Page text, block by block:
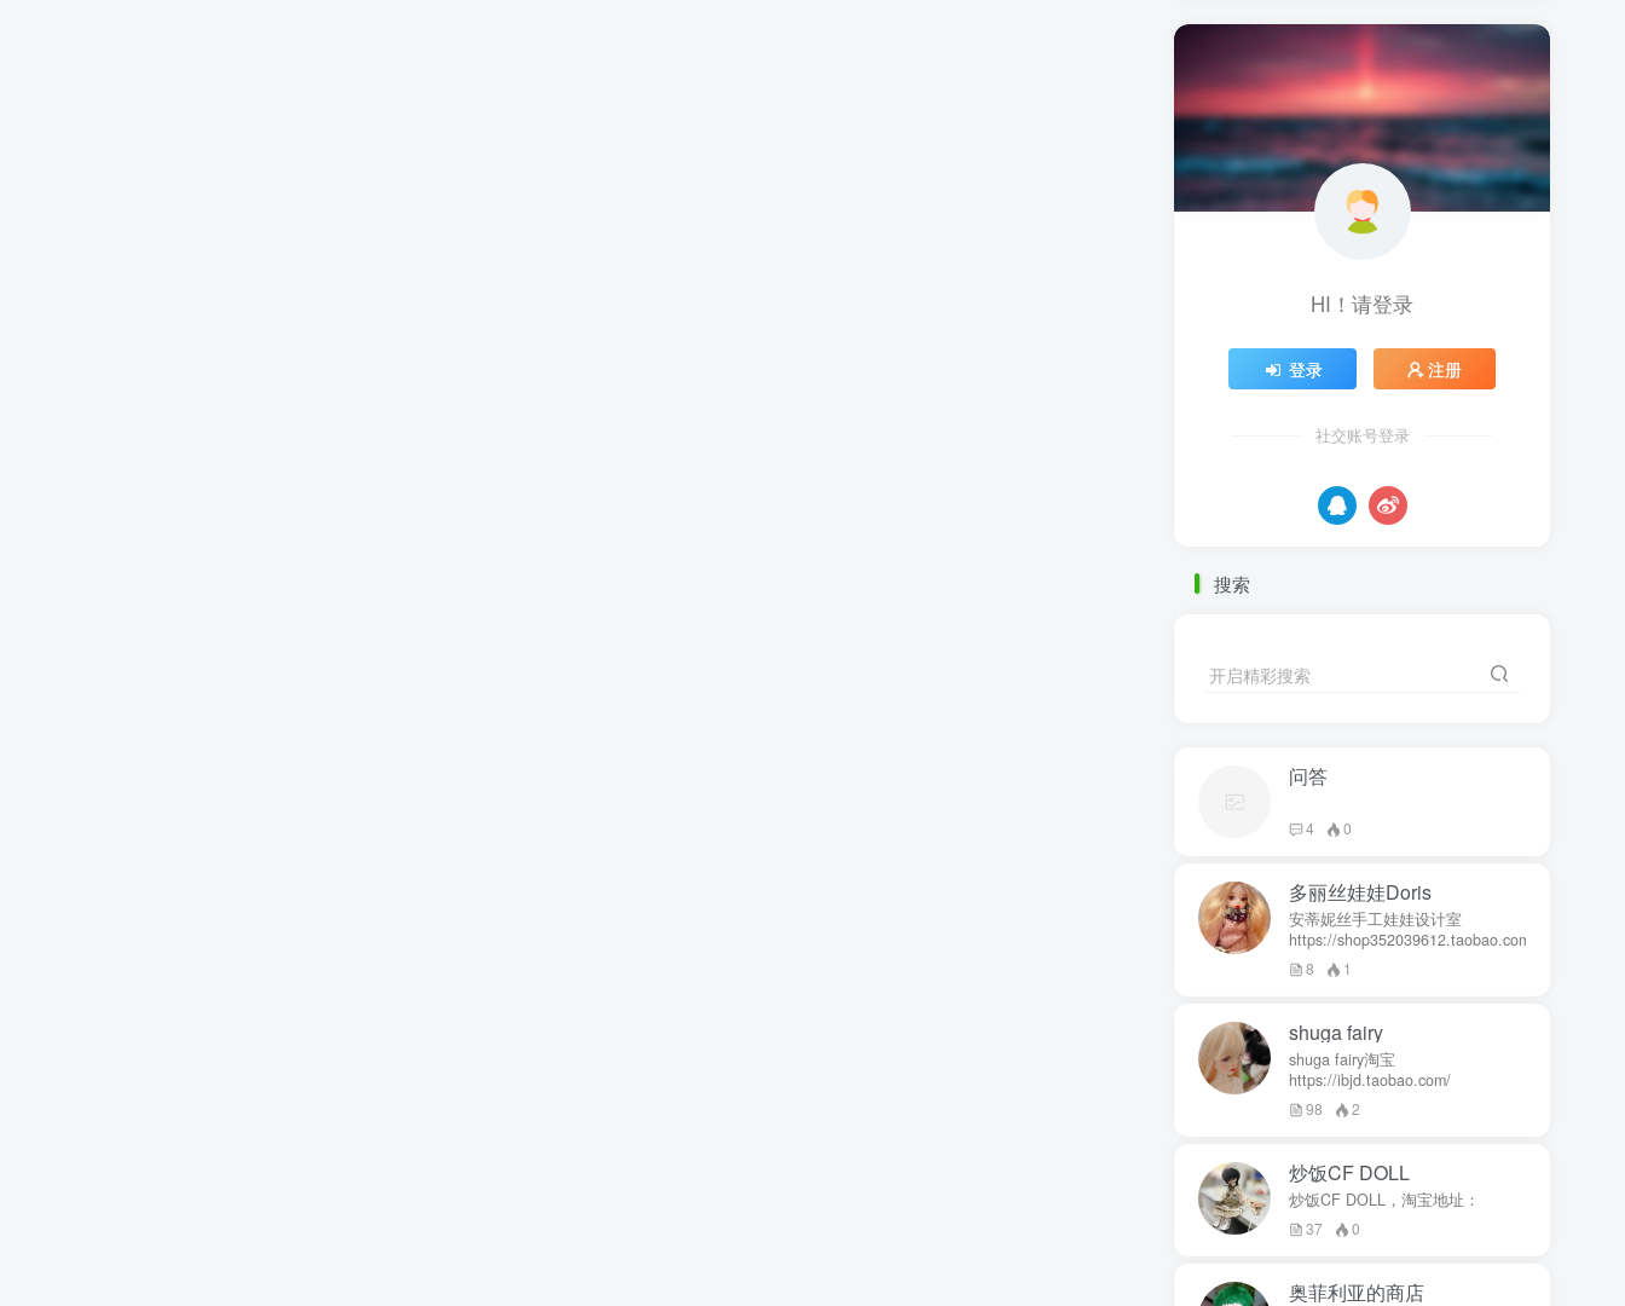
流群，比如娃圈跺网，这样可以更快地
获取信息，也能和其他玩家交流心得，
对于新手来说非常有帮助。
找妆师补妆或者重新定制。
关节松了可以调弹力绳，关节不顺滑的
话用砂纸轻磨，再涂点硅油。平时多给
娃换衣服、换假发，拍照时还能摆出各
种姿势。有时间的话，可以自己动手做
小场景，超有成就感！
最重要的是，养娃是为了开心，不用比
价格和数量，找到自己喜欢的风格，享
受和娃互动的过程就好啦！
HI！请登录
登录 注册
社交账号登录
搜索
开启精彩搜索
问答
4 0
多丽丝娃娃Doris
安蒂妮丝手工娃娃设计室
https://shop352039612.taobao.com
8 1
shuga fairy
shuga fairy淘宝
https://ibjd.taobao.com/
98 2
炒饭CF DOLL
炒饭CF DOLL，淘宝地址：
37 0
奥菲利亚的商店